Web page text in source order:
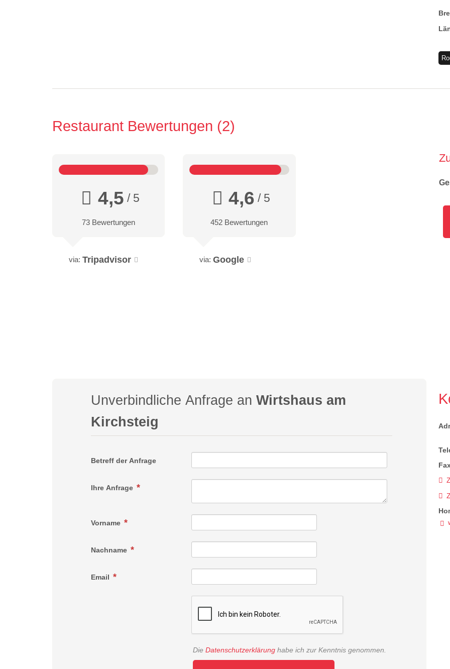
Restaurant Bewertungen 2
4,5 / 5
73 Bewertungen
via: Tripadvisor
4,6 / 5
452 Bewertungen
via: Google
Unverbindliche Anfrage anWirtshaus am
Kirchsteig
Betreff der Anfrage
Ihre Anfrage
Vorname
Nachname
Email
DieDatenschutzerklärung habe ich zur Kenntnis genommen.